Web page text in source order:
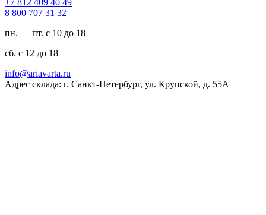
94 04 904 218 7+
23 13 707 008 8
пн. — пт. с 10 до 18
сб. с 12 до 18
ur.atravaira@ofni
Адрес склада: г. Санкт-Петербург, ул. Крупской, д. 55А